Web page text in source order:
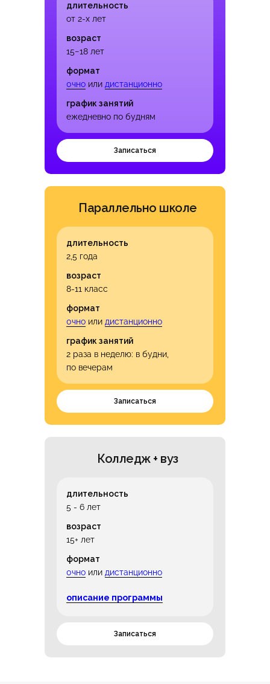
Параллельно школе
Колледж + вуз
Записаться
Записаться
Записаться
формат
0чно или дистанционно
формат
0чно или дистанционно
формат
0чно или дистанционно
график занятий
ежедневно по будням
возраст
15−18 лет
длительность
от 2-х лет
график занятий
2 раза в неделю: в будни,
по вечерам
возраст
8-11 класс
длительность
2,5 года
описание программы
возраст
15+ лет
длительность
5 - 6 лет